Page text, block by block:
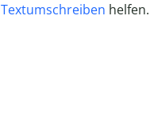
Textumschreiben helfen.